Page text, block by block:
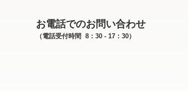
お電話でのお問い合わせ
（電話受付時間 8：30 - 17：30）